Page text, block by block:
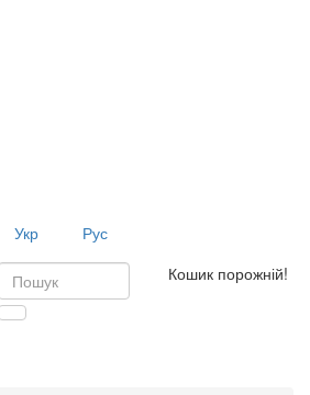
Укр
Рус
Кошик порожній!